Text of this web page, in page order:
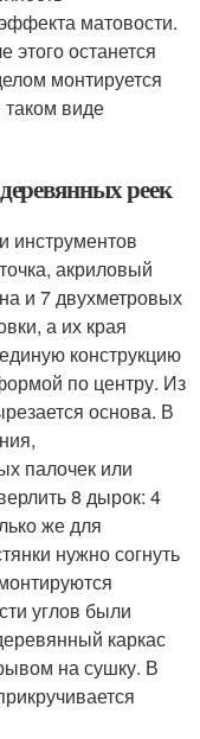
матовости.
останется
монтируется
виде
реек
инструментов
акриловый
и 7 двухметровых
а их края
конструкцию
по центру. Из
основа. В
палочек или
8 дырок: 4
же для
нужно согнуть
углов были
каркас
на сушку. В